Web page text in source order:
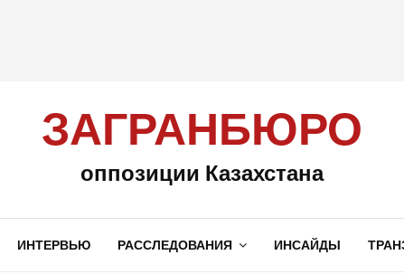
ЗАГРАНБЮРО
оппозиции Казахстана
ИНТЕРВЬЮ РАССЛЕДОВАНИЯ ИНСАЙДЫ